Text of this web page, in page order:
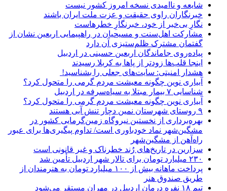
شایعه و ناامیدی نسخه امروز کشور نیست
خبرنگاران راوی حقیقت و عزت ملت ایران باشند
نگارِ بی‌خبر از خود، خبرنگارِ خطرهاست
مشارکت اهل‌سنت و مسیحیان در راهپیمایی اربعین نشان از
گفتمان مشترک ظلم‌ستیزی آن دارد
پیاده‌روی جاماندگان اربعین حسینی در اردبیل
اینجا قلب‌ها زودتر از پاها به کربلا رسیدند
هشدار امنیتی: سایت‌های جعلی را بشناسید!
آبیاری نوین چگونه معیشت مردم گرمی را متحول کرد؟
شناسایی ۷ بیمار مبتلا به سیاه‌سرفه در اردبیل
آبیاری نوین چگونه معیشت مردم گرمی را متحول کرد؟
۹ روستای شهرستان نمین دچار تنش آبی هستند
بهره‌برداری از نخستین نیروگاه زمین‌گرمایی کشور در
مشگین‌شهر نماد خودباوری است/ تداوم پیگیری‌ها برای عبور
راه‌آهن از مشگین‌شهر
سزارین در تاریخ‌های رُند خطرناک و غیر قانونی است
۲۳۰ میلیارد تومان برای تالار شهر اردبیل تأمین شد
پرداخت ماهانه بیش از ۱۰۰ میلیارد تومان به هنرمندان از
طریق صندوق هنر
تیم ۱۸ نفره درمان اردبیل در مهران مستقر می‌شود